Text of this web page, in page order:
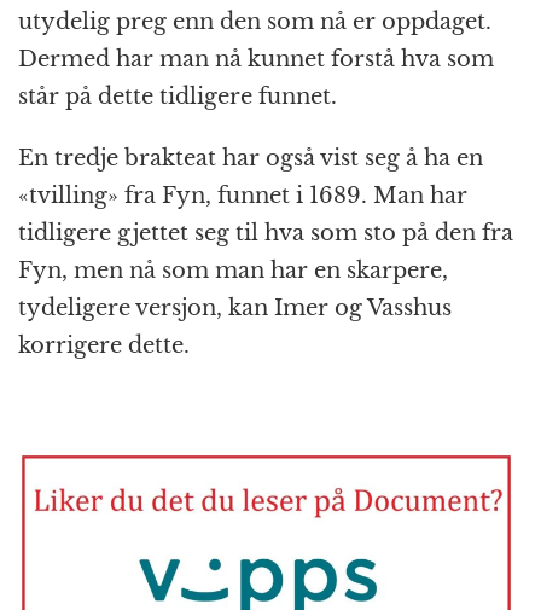
utydelig preg enn den som nå er oppdaget.
Dermed har man nå kunnet forstå hva som
står på dette tidligere funnet.
En tredje brakteat har også vist seg å ha en
«tvilling» fra Fyn, funnet i 1689. Man har
tidligere gjettet seg til hva som sto på den fra
Fyn, men nå som man har en skarpere,
tydeligere versjon, kan Imer og Vasshus
korrigere dette.